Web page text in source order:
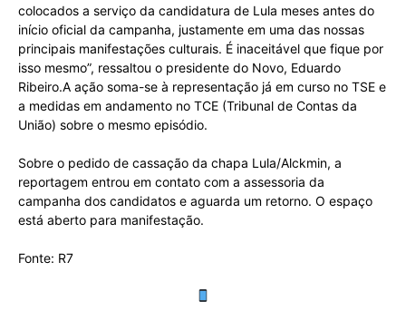
colocados a serviço da candidatura de Lula meses antes do
início oficial da campanha, justamente em uma das nossas
principais manifestações culturais. É inaceitável que fique por
isso mesmo”, ressaltou o presidente do Novo, Eduardo
Ribeiro.A ação soma-se à representação já em curso no TSE e
a medidas em andamento no TCE (Tribunal de Contas da
União) sobre o mesmo episódio.
Sobre o pedido de cassação da chapa Lula/Alckmin, a
reportagem entrou em contato com a assessoria da
campanha dos candidatos e aguarda um retorno. O espaço
está aberto para manifestação.
Fonte: R7